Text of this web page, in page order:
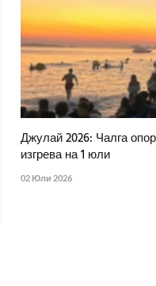
Джулай 2026: Чалга
изгрева на 1 юли
02 Юли 2026